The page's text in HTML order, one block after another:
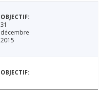
31
décembre
2015